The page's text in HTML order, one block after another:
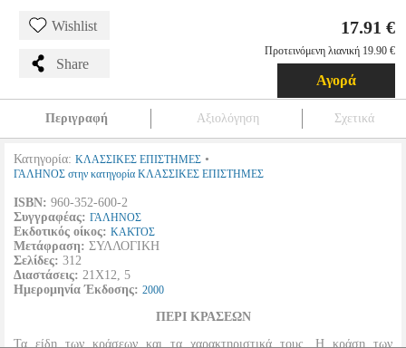
Wishlist
Share
17.91 €
Προτεινόμενη λιανική 19.90 €
Αγορά
Περιγραφή Αξιολόγηση Σχετικά
Κατηγορία: ΚΛΑΣΣΙΚΕΣ ΕΠΙΣΤΗΜΕΣ •
ΓΑΛΗΝΟΣ στην κατηγορία ΚΛΑΣΣΙΚΕΣ ΕΠΙΣΤΗΜΕΣ
ISBN: 960-352-600-2
Συγγραφέας: ΓΑΛΗΝΟΣ
Εκδοτικός οίκος: ΚΑΚΤΟΣ
Μετάφραση: ΣΥΛΛΟΓΙΚΗ
Σελίδες: 312
Διαστάσεις: 21Χ12, 5
Ημερομηνία Έκδοσης: 2000
ΠΕΡΙ ΚΡΑΣΕΩΝ
Τα είδη των κράσεων και τα χαρακτηριστικά τους. Η κράση των